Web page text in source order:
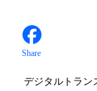
Share
デジタルトラン